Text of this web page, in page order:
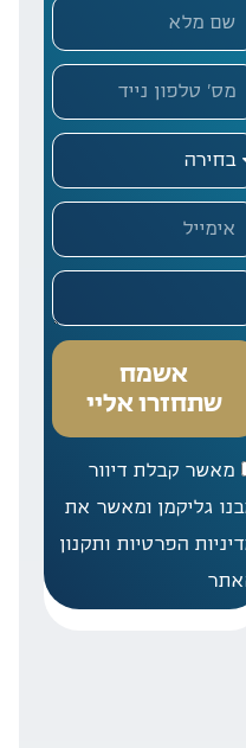
מאשר קבלת דיוור
גליקמן ומאשר את
הפרטיות ותקנון
אשמח
שתחזרו אליי